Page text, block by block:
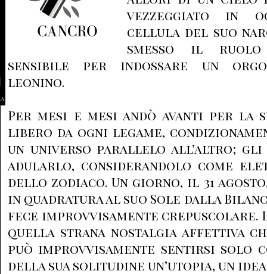
vezzeggiato in
cellula del suo
smesso il ruolo
sensibile per indossare un
leonino.
Per mesi e mesi andò avanti per la
libero da ogni legame,
un universo parallelo all’altro; gli
adularlo, considerandolo come
dello zodiaco. Un giorno, il 31
in quadratura al suo Sole dalla
fece improvvisamente crepuscolare.
quella strana nostalgia affettiva
può improvvisamente sentirsi solo
della sua solitudine un’utopia, un